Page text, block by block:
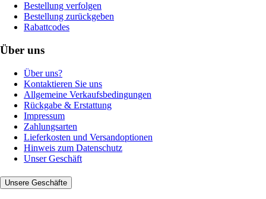
Bestellung verfolgen
Bestellung zurückgeben
Rabattcodes
Über uns
Über uns?
Kontaktieren Sie uns
Allgemeine Verkaufsbedingungen
Rückgabe & Erstattung
Impressum
Zahlungsarten
Lieferkosten und Versandoptionen
Hinweis zum Datenschutz
Unser Geschäft
Unsere Geschäfte